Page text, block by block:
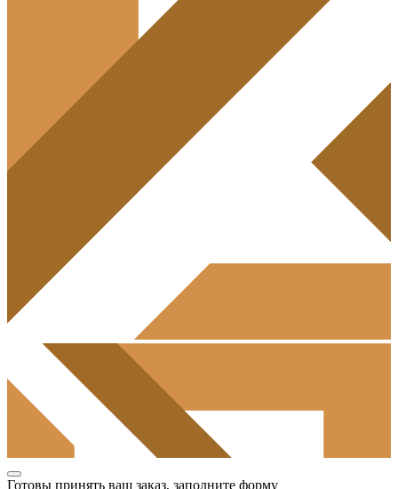
Готовы принять ваш заказ, заполните форму